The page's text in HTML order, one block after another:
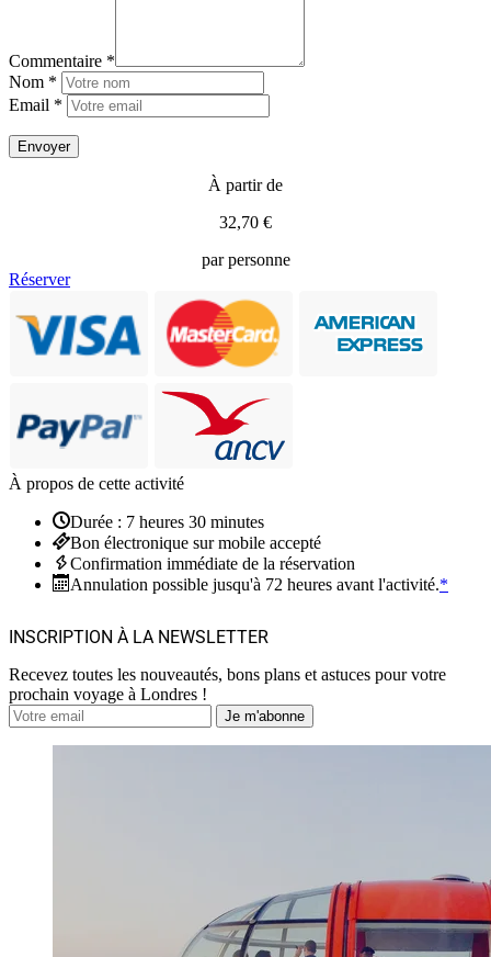
Commentaire *
Nom *
Email *
À partir de
32,70 €
par personne
Réserver
À propos de cette activité
Durée : 7 heures 30 minutes
Bon électronique sur mobile accepté
Confirmation immédiate de la réservation
Annulation possible jusqu'à 72 heures avant l'activité.*
INSCRIPTION À LA NEWSLETTER
Recevez toutes les nouveautés, bons plans et astuces pour votre
prochain voyage à Londres !
Je m'abonne